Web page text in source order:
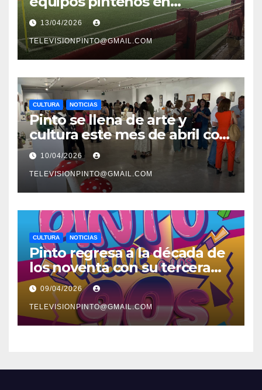
Preferente con el liderato del
Atlético de Pinto bajo
amenaza
13/04/2026
TELEVISIONPINTO@GMAIL.COM
CULTURA NOTICIAS
Pinto se llena de arte y
cultura este mes de abril con
una variada programación de
exposiciones y espectáculos
10/04/2026
TELEVISIONPINTO@GMAIL.COM
CULTURA NOTICIAS
Pinto regresa a la década de
los noventa con su tercera
feria temática y deportiva
09/04/2026
TELEVISIONPINTO@GMAIL.COM